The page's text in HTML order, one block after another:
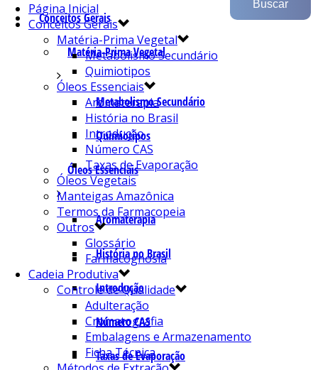
Conceitos Gerais
Matéria-Prima Vegetal
Metabolismo Secundário
Quimiotipos
Óleos Essenciais
Aromaterapia
História no Brasil
Introdução
Número CAS
Taxas de Evaporação
Página Inicial
Conceitos Gerais
Matéria-Prima Vegetal
Metabolismo Secundário
Quimiotipos
Óleos Essenciais
Aromaterapia
História no Brasil
Introdução
Número CAS
Taxas de Evaporação
Óleos Vegetais
Manteigas Amazônica
Termos da Farmacopeia
Outros
Glossário
Farmacognosia
Cadeia Produtiva
Controle de Qualidade
Adulteração
Cromatografia
Embalagens e Armazenamento
Ficha Técnica